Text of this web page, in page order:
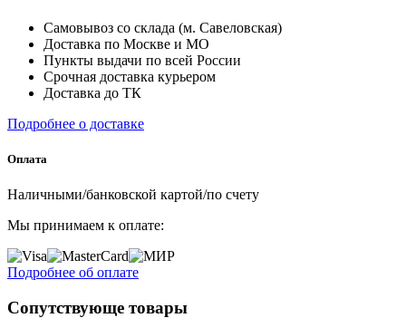
Самовывоз со склада (м. Савеловская)
Доставка по Москве и МО
Пункты выдачи по всей России
Срочная доставка курьером
Доставка до ТК
Подробнее о доставке
Оплата
Наличными/банковской картой/по счету
Мы принимаем к оплате:
Подробнее об оплате
Сопутствующе товары